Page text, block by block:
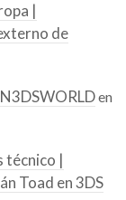
|
de
en
técnico |
Toad en 3DS